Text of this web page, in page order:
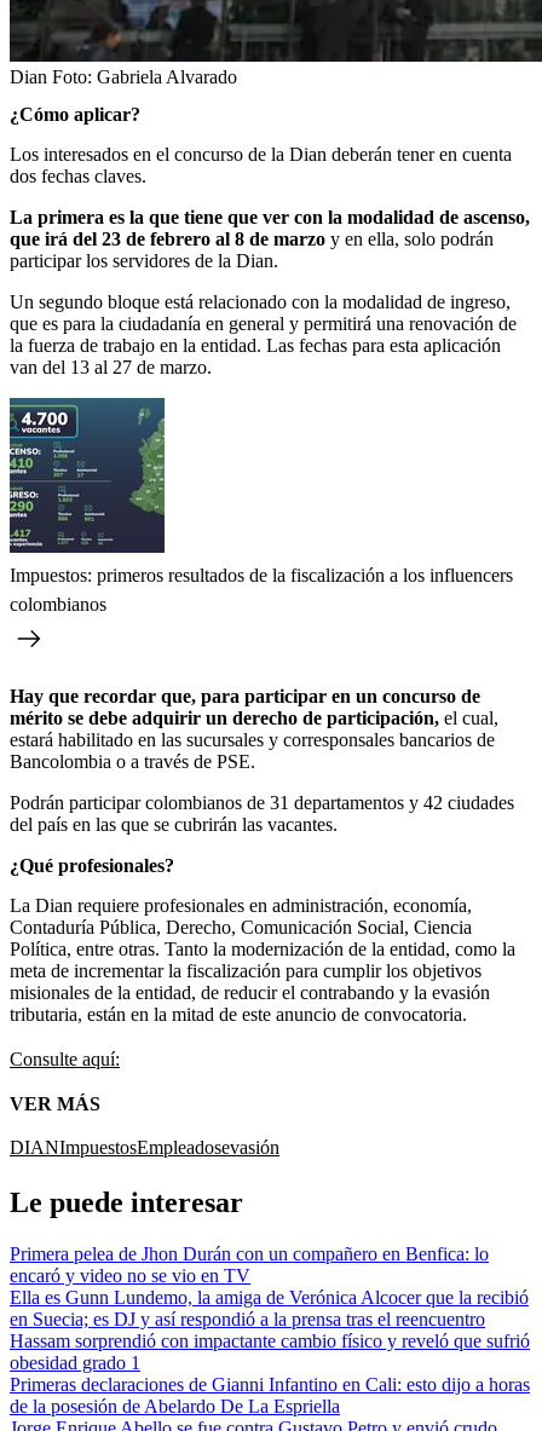
Dian Foto: Gabriela Alvarado
¿Cómo aplicar?
Los interesados en el concurso de la Dian deberán tener en cuenta
dos fechas claves.
La primera es la que tiene que ver con la modalidad de ascenso,
que irá del 23 de febrero al 8 de marzo y en ella, solo podrán
participar los servidores de la Dian.
Un segundo bloque está relacionado con la modalidad de ingreso,
que es para la ciudadanía en general y permitirá una renovación de
la fuerza de trabajo en la entidad. Las fechas para esta aplicación
van del 13 al 27 de marzo.
Impuestos: primeros resultados de la fiscalización a los influencers
colombianos
Hay que recordar que, para participar en un concurso de
mérito se debe adquirir un derecho de participación, el cual,
estará habilitado en las sucursales y corresponsales bancarios de
Bancolombia o a través de PSE.
Podrán participar colombianos de 31 departamentos y 42 ciudades
del país en las que se cubrirán las vacantes.
¿Qué profesionales?
La Dian requiere profesionales en administración, economía,
Contaduría Pública, Derecho, Comunicación Social, Ciencia
Política, entre otras. Tanto la modernización de la entidad, como la
meta de incrementar la fiscalización para cumplir los objetivos
misionales de la entidad, de reducir el contrabando y la evasión
tributaria, están en la mitad de este anuncio de convocatoria.
Consulte aquí:
VER MÁS
DIANImpuestosEmpleadosevasión
Le puede interesar
Primera pelea de Jhon Durán con un compañero en Benfica: lo
encaró y video no se vio en TV
Ella es Gunn Lundemo, la amiga de Verónica Alcocer que la recibió
en Suecia; es DJ y así respondió a la prensa tras el reencuentro
Hassam sorprendió con impactante cambio físico y reveló que sufrió
obesidad grado 1
Primeras declaraciones de Gianni Infantino en Cali: esto dijo a horas
de la posesión de Abelardo De La Espriella